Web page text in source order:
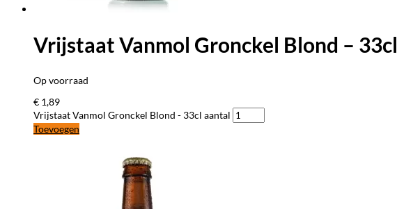
Vrijstaat Vanmol Gronckel Blond – 33cl
Op voorraad
€ 1,89
Vrijstaat Vanmol Gronckel Blond - 33cl aantal
Toevoegen